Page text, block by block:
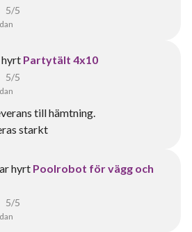
5/5
hyrt Partytält 4x10
5/5
till hämtning.
starkt
hyrt Poolrobot för vägg och
5/5